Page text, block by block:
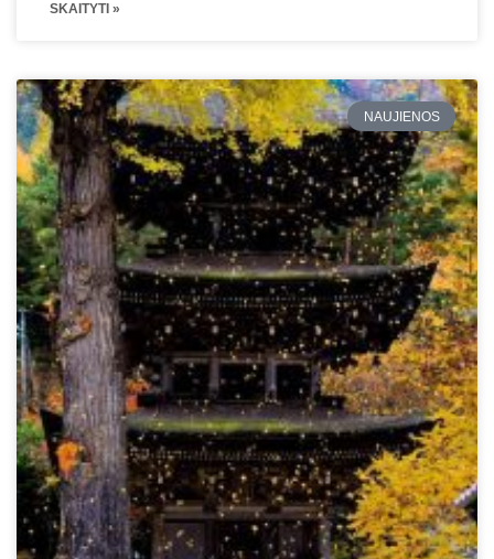
SKAITYTI »
NAUJIENOS